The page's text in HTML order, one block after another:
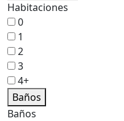
Habitaciones
0
1
2
3
4+
Baños
Baños